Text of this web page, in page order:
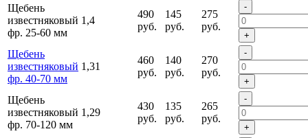
Щебень
известняковый
фр. 25-60 мм
1,4
490
руб.
145
руб.
275
руб.
-
+
Щебень
известняковый
фр. 40-70 мм
1,31
460
руб.
140
руб.
270
руб.
-
+
Щебень
известняковый
фр. 70-120 мм
1,29
430
руб.
135
руб.
265
руб.
-
+